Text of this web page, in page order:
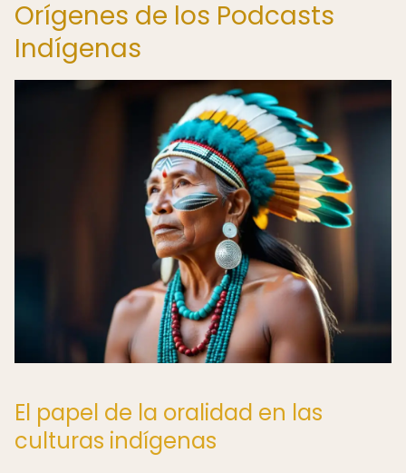
Orígenes de los Podcasts
Indígenas
El papel de la oralidad en las
culturas indígenas